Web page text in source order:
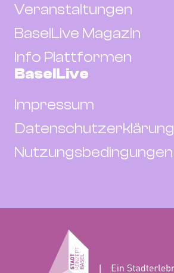
Veranstaltungen
BaselLive Magazin
Info Plattformen
BaselLive
Impressum
Datenschutzerklärung
Nutzungsbedingungen